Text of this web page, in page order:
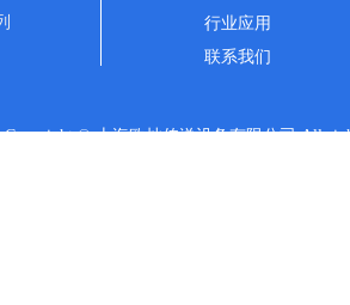
Copyright © 上海欧灿传送设备有限公司 All
行业应用
联系我们